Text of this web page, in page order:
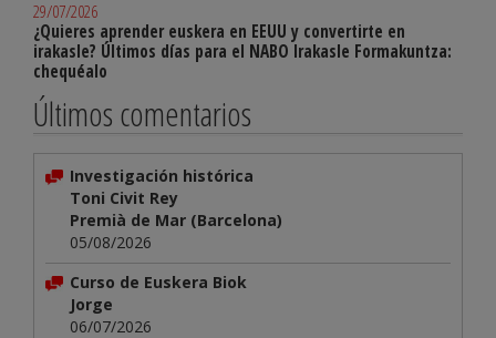
29/07/2026
¿Quieres aprender euskera en EEUU y convertirte en
irakasle? Últimos días para el NABO Irakasle Formakuntza:
chequéalo
Últimos comentarios
Investigación histórica
Toni Civit Rey
Premià de Mar (Barcelona)
05/08/2026
Curso de Euskera Biok
Jorge
06/07/2026